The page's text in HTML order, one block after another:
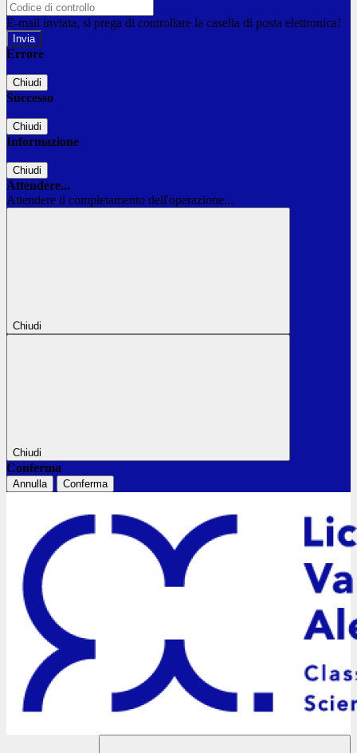
E-mail inviata, si prega di controllare la casella di posta elettronica!
Errore
Chiudi
Successo
Chiudi
Informazione
Chiudi
Attendere...
Attendere il completamento dell'operazione...
Chiudi
Chiudi
Conferma
Annulla Conferma